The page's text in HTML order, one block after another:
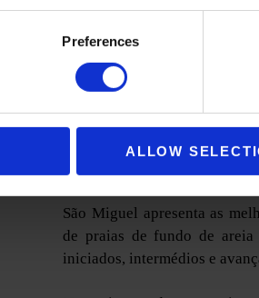
Preferences
ALLOW
– “Stance” irregular.
São Miguel apresenta as
de praias de fundo de
iniciados, intermédios e